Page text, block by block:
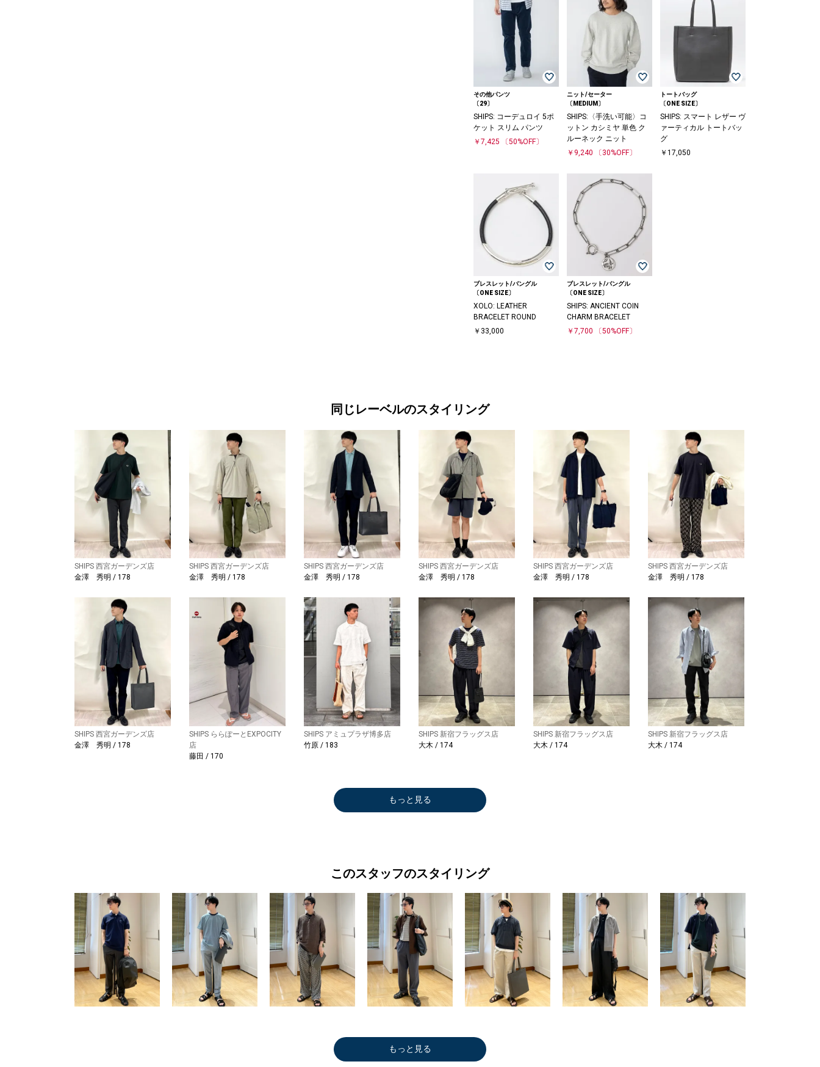
その他パンツ
〔29〕
SHIPS: コーデュロイ 5ポ
ケット スリム パンツ
￥7,425
〔50%OFF〕
ニット/セーター
〔MEDIUM〕
SHIPS:〈手洗い可能〉コ
ットン カシミヤ 単色 ク
ルーネック ニット
￥9,240
〔30%OFF〕
トートバッグ
〔ONE SIZE〕
SHIPS: スマート レザー ヴ
ァーティカル トートバッ
グ
￥17,050
ブレスレット/バングル
〔ONE SIZE〕
XOLO: LEATHER
BRACELET ROUND
￥33,000
ブレスレット/バングル
〔ONE SIZE〕
SHIPS: ANCIENT COIN
CHARM BRACELET
￥7,700
〔50%OFF〕
同じレーベルのスタイリング
SHIPS 西宮ガーデンズ店
金澤 秀明 / 178
SHIPS 西宮ガーデンズ店
金澤 秀明 / 178
SHIPS 西宮ガーデンズ店
金澤 秀明 / 178
SHIPS 西宮ガーデンズ店
金澤 秀明 / 178
SHIPS 西宮ガーデンズ店
金澤 秀明 / 178
SHIPS 西宮ガーデンズ店
金澤 秀明 / 178
SHIPS 西宮ガーデンズ店
金澤 秀明 / 178
SHIPS ららぽーとEXPOCITY
店
藤田 / 170
SHIPS アミュプラザ博多店
竹原 / 183
SHIPS 新宿フラッグス店
大木 / 174
SHIPS 新宿フラッグス店
大木 / 174
SHIPS 新宿フラッグス店
大木 / 174
もっと見る
このスタッフのスタイリング
もっと見る